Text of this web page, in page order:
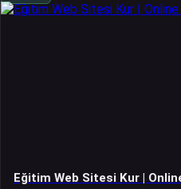
Eğitim Web Sitesi Kur |